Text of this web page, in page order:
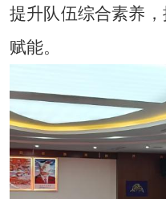
提升队伍综合素养
赋能。